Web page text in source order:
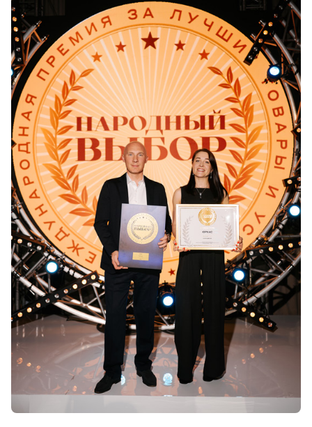
Серии
Atum Pro 21
117
ART Lite
22
90U
18
Показать все 25 серий
Цвет
Белый
117
Бежевый
23
Капучино
18
Черный